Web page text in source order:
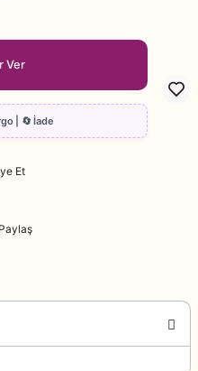
Ver
Et
Paylaş